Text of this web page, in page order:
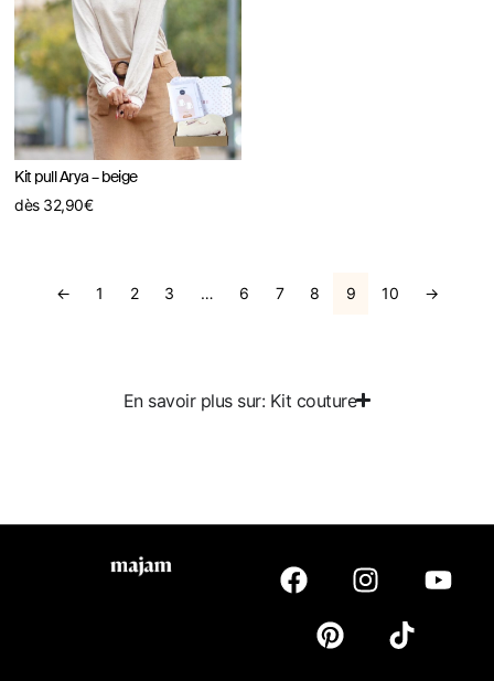
Kit pull Arya – beige
dès 32,90€
← 1 2 3 … 6 7 8 9 10 →
En savoir plus sur: Kit couture